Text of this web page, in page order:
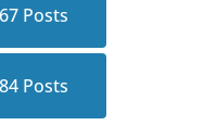
67 Posts
84 Posts